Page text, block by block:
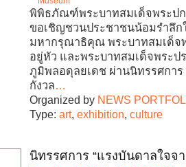
พิพิธภัณฑ์พระบาทสมเด็จพระปก
ขอเชิญชวนประชาชนน้อมรำลึก
มหากรุณาธิคุณ พระบาทสมเด็จพ
อยู่หัว และพระบาทสมเด็จพระป
ภูมิพลอดุลยเดช ผ่านนิทรรศการ
กังวล
Organized by NEWS
Type: art, exhibition culture
นิทรรศการ “แรงบันดาลใจจ